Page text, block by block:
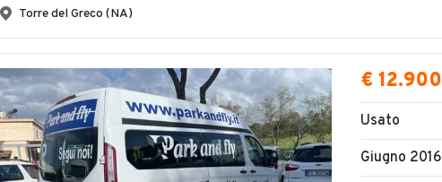
Torre del Greco (NA)
€ 12.900
Usato
Giugno 2016